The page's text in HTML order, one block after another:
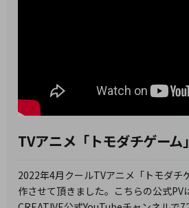
TVアニメ「トモダチゲーム
2022年4月クールTVアニメ「トモダチ
作させて頂きました。こちらの公式PV